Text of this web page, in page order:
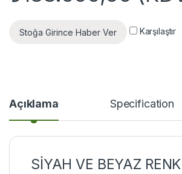
Stoğa Girince Haber Ver Karşılaştır
Açıklama Specification
SİYAH VE BEYAZ